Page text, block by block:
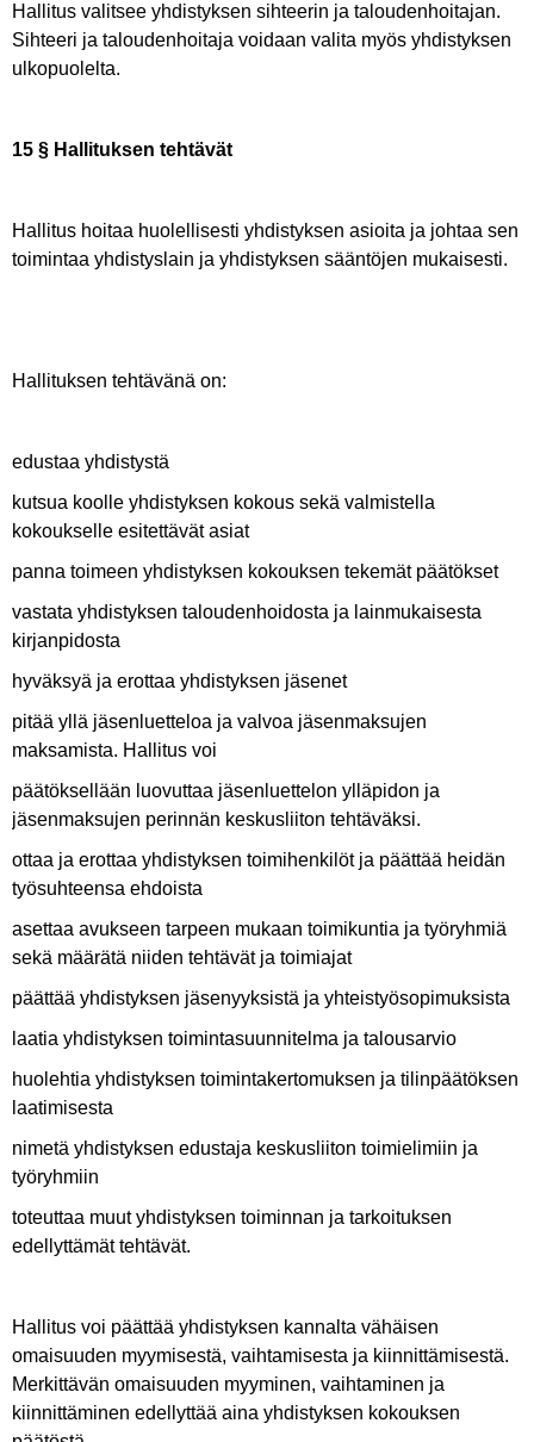
Hallitus valitsee yhdistyksen sihteerin ja taloudenhoitajan.
Sihteeri ja taloudenhoitaja voidaan valita myös yhdistyksen
ulkopuolelta.
15 § Hallituksen tehtävät
Hallitus hoitaa huolellisesti yhdistyksen asioita ja johtaa sen
toimintaa yhdistyslain ja yhdistyksen sääntöjen mukaisesti.
Hallituksen tehtävänä on:
edustaa yhdistystä
kutsua koolle yhdistyksen kokous sekä valmistella
kokoukselle esitettävät asiat
panna toimeen yhdistyksen kokouksen tekemät päätökset
vastata yhdistyksen taloudenhoidosta ja lainmukaisesta
kirjanpidosta
hyväksyä ja erottaa yhdistyksen jäsenet
pitää yllä jäsenluetteloa ja valvoa jäsenmaksujen
maksamista. Hallitus voi
päätöksellään luovuttaa jäsenluettelon ylläpidon ja
jäsenmaksujen perinnän keskusliiton tehtäväksi.
ottaa ja erottaa yhdistyksen toimihenkilöt ja päättää heidän
työsuhteensa ehdoista
asettaa avukseen tarpeen mukaan toimikuntia ja työryhmiä
sekä määrätä niiden tehtävät ja toimiajat
päättää yhdistyksen jäsenyyksistä ja yhteistyösopimuksista
laatia yhdistyksen toimintasuunnitelma ja talousarvio
huolehtia yhdistyksen toimintakertomuksen ja tilinpäätöksen
laatimisesta
nimetä yhdistyksen edustaja keskusliiton toimielimiin ja
työryhmiin
toteuttaa muut yhdistyksen toiminnan ja tarkoituksen
edellyttämät tehtävät.
Hallitus voi päättää yhdistyksen kannalta vähäisen
omaisuuden myymisestä, vaihtamisesta ja kiinnittämisestä.
Merkittävän omaisuuden myyminen, vaihtaminen ja
kiinnittäminen edellyttää aina yhdistyksen kokouksen